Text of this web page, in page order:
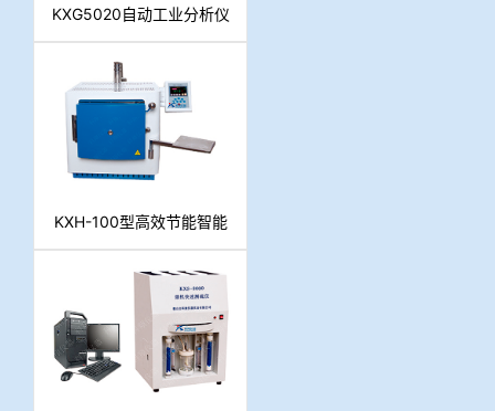
KXG5020自动工业分析仪
KXH-100型高效节能智能
一体马弗炉